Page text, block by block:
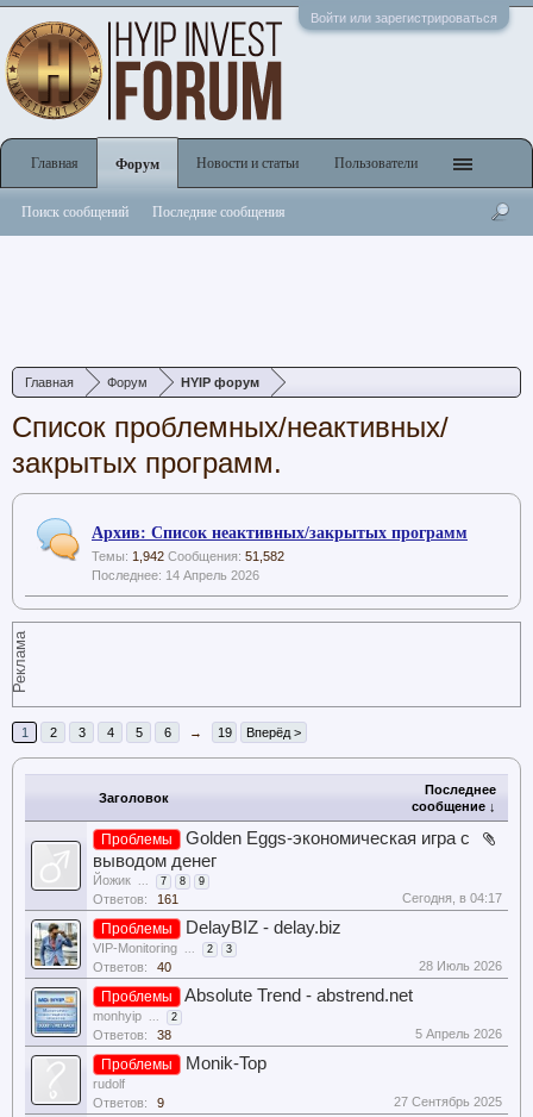
Войти или зарегистрироваться
Главная Форум HYIP форум
Список проблемных/неактивных/
закрытых программ.
Архив: Список неактивных/закрытых программ
Темы: 1,942 Сообщения: 51,582
14 Апрель 2026
Реклама
1 2 3 4 5 6 → 19 Вперёд >
Заголовок
Последнее
сообщение ↓
Проблемы
Golden Eggs-экономическая игра с
выводом денег
Йожик ... 7 8 9
Ответов: 161 Сегодня, в 04:17
Проблемы DelayBIZ - delay.biz
VIP-Monitoring ... 2 3
Ответов: 40 28 Июль 2026
Проблемы Absolute Trend - abstrend.net
monhyip ... 2
Ответов: 38 5 Апрель 2026
Проблемы Monik-Top
rudolf
Ответов:
9 27 Сентябрь 2025
Главная Форум
Поиск сообщений Последние сообщения
Новости и статьи Пользователи